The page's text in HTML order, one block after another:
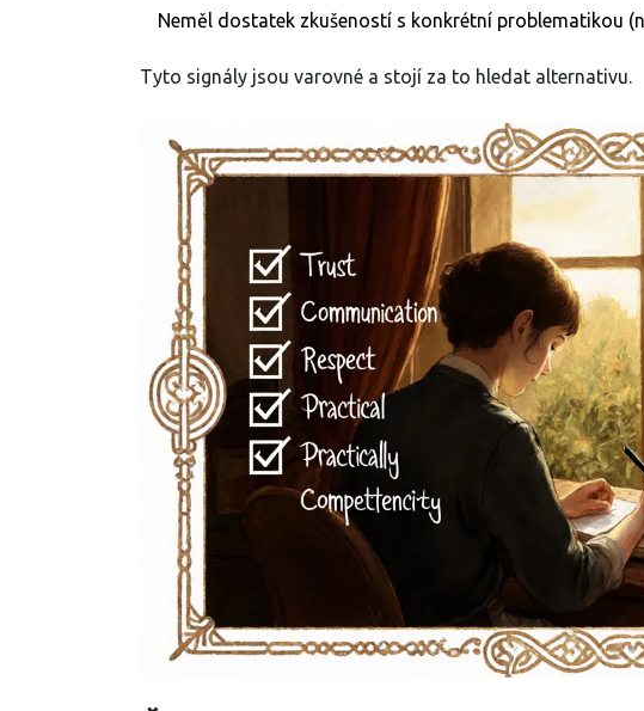
Neměl dostatek zkušeností s konkrétní problematikou
Tyto signály jsou varovné a stojí za to hledat alternativu.